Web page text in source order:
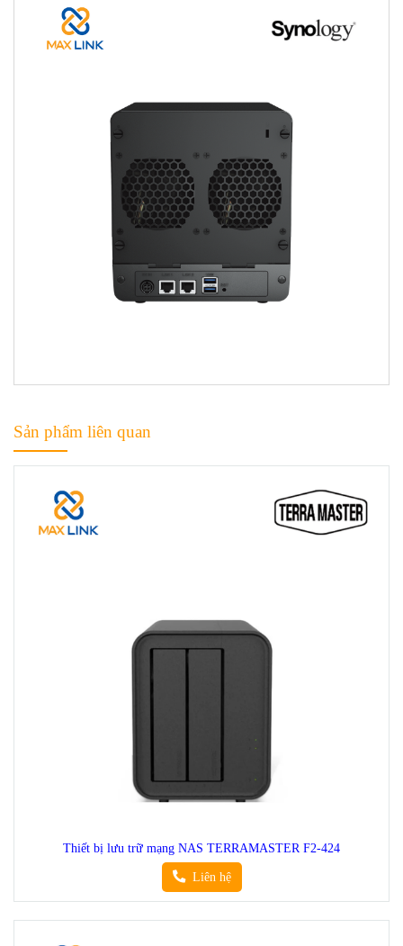
Sản phẩm liên quan
Thiết bị lưu trữ mạng NAS TERRAMASTER F2-424
Liên hệ